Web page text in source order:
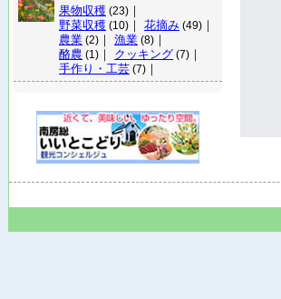
果物収穫 (23) ｜
野菜収穫 (10) ｜ 花摘み (49) ｜
農業 (2) ｜ 漁業 (8) ｜
酪農 (1) ｜ クッキング (7) ｜
手作り・工芸 (7) ｜